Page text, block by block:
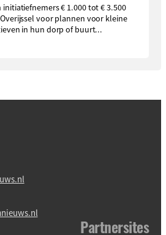
€ 1.000 tot € 3.500
voor plannen voor kleine
in hun dorp of buurt...
Partnersites